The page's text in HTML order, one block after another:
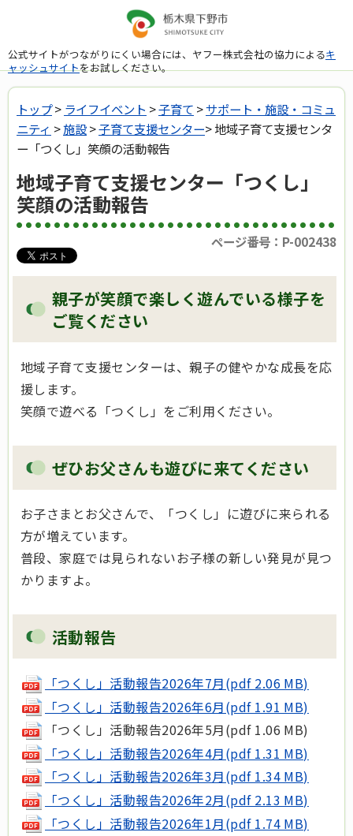
公式サイトがつながりにくい場合には、ヤフー株式会社の協力によるキ
ャッシュサイトをお試しください。
トップ> ライフイベント >子育て >サポート・施設・コミュ
ニティ >施設>子育て支援センター> 地域子育て支援センタ
ー「つくし」笑顔の活動報告
地域子育て支援センター「つくし」
笑顔の活動報告
ページ番号：P-002438
親子が笑顔で楽しく遊んでいる様子を
ご覧ください
地域子育て支援センターは、親子の健やかな成長を応
援します。
笑顔で遊べる「つくし」をご利用ください。
ぜひお父さんも遊びに来てください
お子さまとお父さんで、「つくし」に遊びに来られる
方が増えています。
普段、家庭では見られないお子様の新しい発見が見つ
かりますよ。
活動報告
「つくし」活動報告2026年7月(pdf 2.06 MB)
「つくし」活動報告2026年6月(pdf 1.91 MB)
「つくし」活動報告2026年5月(pdf 1.06 MB)
「つくし」活動報告2026年4月(pdf 1.31 MB)
「つくし」活動報告2026年3月(pdf 1.34 MB)
「つくし」活動報告2026年2月(pdf 2.13 MB)
「つくし」活動報告2026年1月(pdf 1.74 MB)